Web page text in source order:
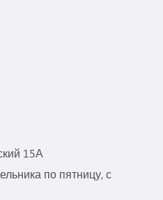
15А
по пятницу, с